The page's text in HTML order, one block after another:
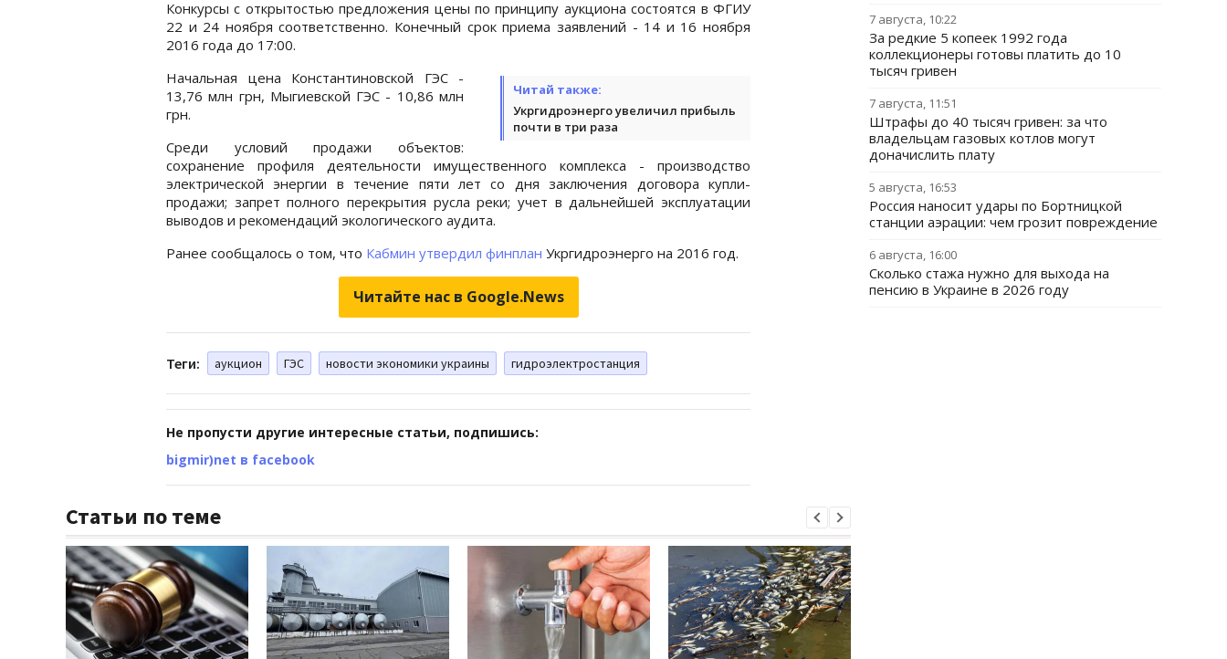
Конкурсы с открытостью предложения цены по принципу аукциона состоятся в ФГИУ
22 и 24 ноября соответственно. Конечный срок приема заявлений - 14 и 16 ноября
2016 года до 17:00.
Читай также:
Укргидроэнерго увеличил прибыль
почти в три раза
Начальная цена Константиновской ГЭС -
13,76 млн грн, Мыгиевской ГЭС - 10,86 млн
грн.
Среди условий продажи объектов:
сохранение профиля деятельности имущественного комплекса - производство
электрической энергии в течение пяти лет со дня заключения договора купли-
продажи; запрет полного перекрытия русла реки; учет в дальнейшей эксплуатации
выводов и рекомендаций экологического аудита.
Ранее сообщалось о том, что Кабмин утвердил финплан Укргидроэнерго на 2016 год.
Читайте нас в Google.News
Теги: аукцион ГЭС новости экономики украины гидроэлектростанция
Не пропусти другие интересные статьи, подпишись:
bigmir)net в facebook
Статьи по теме
7 августа, 10:22
За редкие 5 копеек 1992 года
коллекционеры готовы платить до 10
тысяч гривен
7 августа, 11:51
Штрафы до 40 тысяч гривен: за что
владельцам газовых котлов могут
доначислить плату
5 августа, 16:53
Россия наносит удары по Бортницкой
станции аэрации: чем грозит повреждение
6 августа, 16:00
Сколько стажа нужно для выхода на
пенсию в Украине в 2026 году